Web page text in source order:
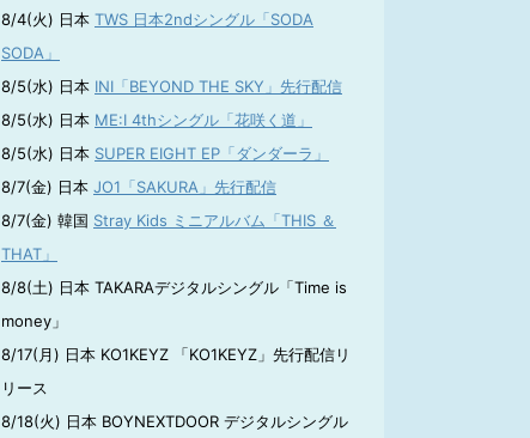
8/4(火) 日本 TWS 日本2ndシングル「SODA
SODA」
8/5(水) 日本 INI「BEYOND THE SKY」先行配信
8/5(水) 日本 ME:I 4thシングル「花咲く道」
8/5(水) 日本 SUPER EIGHT EP「ダンダーラ」
8/7(金) 日本 JO1「SAKURA」先行配信
8/7(金) 韓国 Stray Kids ミニアルバム「THIS ＆
THAT」
8/8(土) 日本 TAKARAデジタルシングル「Time is
money」
8/17(月) 日本 KO1KEYZ 「KO1KEYZ」先行配信リ
リース
8/18(火) 日本 BOYNEXTDOOR デジタルシングル